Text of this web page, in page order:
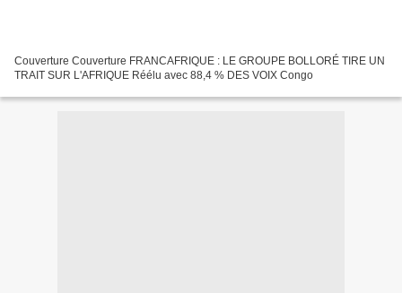
Couverture Couverture FRANCAFRIQUE : LE GROUPE BOLLORÉ TIRE UN
TRAIT SUR L'AFRIQUE Réélu avec 88,4 % DES VOIX Congo